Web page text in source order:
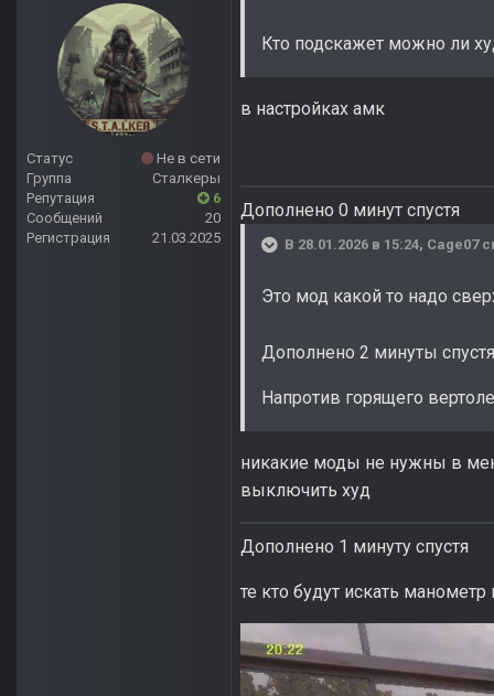
Статус
Не в сети
Группа
Сталкеры
Репутация
6
Сообщений
20
Регистрация
21.03.2025
Кто подскажет можно ли
в настройках амк
Дополнено 0 минут спустя
В 28.01.2026 в 15:24, Cage07
Это мод какой то надо
Дополнено 2 минуты спустя
Напротив горящего
никакие моды не нужны в
выключить худ
Дополнено 1 минуту спустя
те кто будут искать